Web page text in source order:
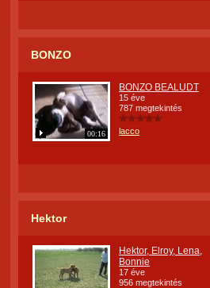
BONZO
00:16
BONZO BEALUDT
15 éve
787 megtekintés
lacco
Hektor
Hektor, Elroy, Lena,
Bonnie
17 éve
956 megtekintés